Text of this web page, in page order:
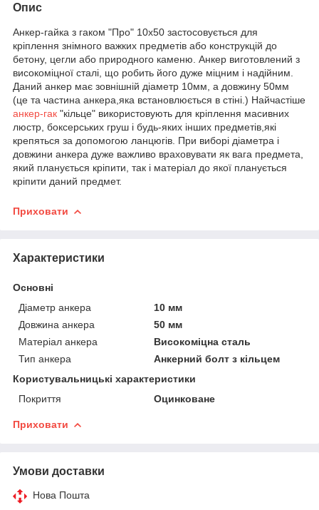
Опис
Анкер-гайка з гаком "Про" 10х50 застосовується для
кріплення знімного важких предметів або конструкцій до
бетону, цегли або природного каменю. Анкер виготовлений з
високоміцної сталі, що робить його дуже міцним і надійним.
Даний анкер має зовнішній діаметр 10мм, а довжину 50мм
(це та частина анкера,яка встановлюється в стіні.) Найчастіше
анкер-гак "кільце" використовують для кріплення масивних
люстр, боксерських груш і будь-яких інших предметів,які
крепяться за допомогою ланцюгів. При виборі діаметра і
довжини анкера дуже важливо враховувати як вага предмета,
який планується кріпити, так і матеріал до якої планується
кріпити даний предмет.
Приховати
Характеристики
Основні
Діаметр анкера
10 мм
Довжина анкера
50 мм
Матеріал анкера
Високоміцна сталь
Тип анкера
Анкерний болт з кільцем
Користувальницькі характеристики
Покриття
Оцинковане
Приховати
Умови доставки
Нова Пошта